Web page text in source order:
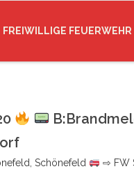
FREIWILLIGE FEUERWEHR
Schönefeld ⇨ FW